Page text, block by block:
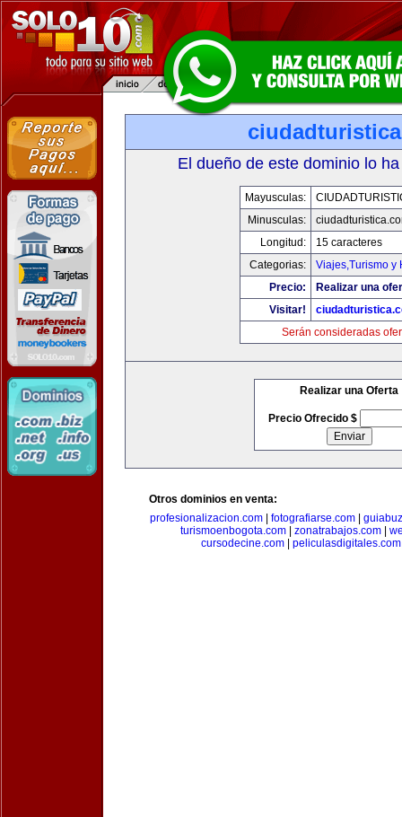
El dueño de este dominio lo
Mayusculas:
Minusculas:
Longitud:
15 caracteres
Categorias:
Viajes,Turismo y
Precio:
Realizar una
Visitar!
Serán consideradas
Realizar una Oferta
Precio Ofrecido $
Otros dominios en venta:
profesionalizacion.com
fotografiarse.com
turismoenbogota.com
zonatrabajos.com
cursodecine.com
peliculasdigitales.com